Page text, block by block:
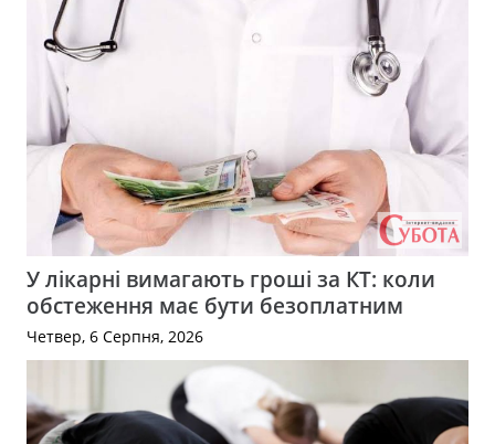
У лікарні вимагають гроші за КТ: коли
обстеження має бути безоплатним
Четвер, 6 Серпня, 2026